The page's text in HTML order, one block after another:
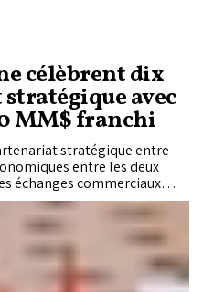
célèbrent dix
avec
MM$ franchi
stratégique entre
entre les deux
échanges commerciaux
au Maroc ont désormais
10 milliards de dollars,
d'une coopération qui
aux infrastructures, en
et les nouvelles